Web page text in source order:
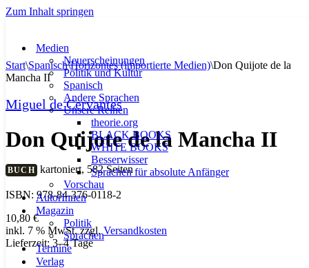
Zum Inhalt springen
Medien
Neuerscheinungen
Politik und Kultur
Spanisch
Andere Sprachen
Unsere Reihen
theorie.org
BLACK BOOKS
WHITE BOOKS
Besserwisser
Sprachen für absolute Anfänger
Vorschau
AutorInnen
Magazin
Politik
Sprachen
Termine
Verlag
Start\Spanisch\Horizontes (importierte Medien)\Don Quijote de la
Mancha II
Miguel de Cervantes
Don Quijote de la Mancha II
BUCH kartoniert, 582 Seiten
ISBN: 978-84-376-0118-2
10,80 €
inkl. 7 % MwSt. zzgl.Versandkosten
Lieferzeit: 3–4 Tage